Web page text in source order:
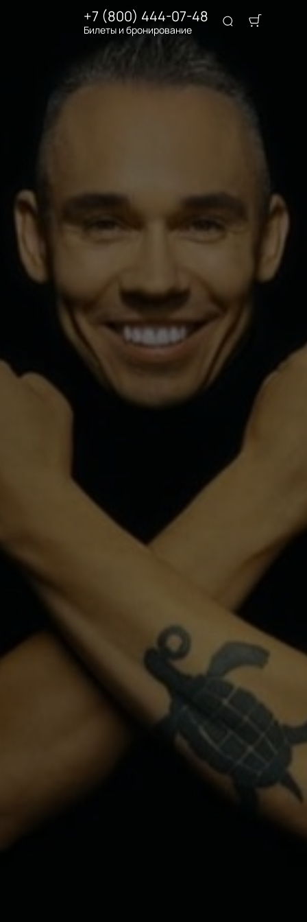
+7 (800) 444-07-48
Билеты и бронирование